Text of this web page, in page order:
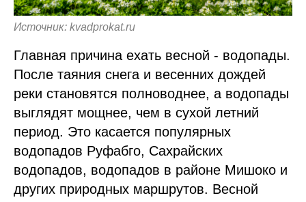
Источник: kvadprokat.ru
Главная причина ехать весной - водопады.
После таяния снега и весенних дождей
реки становятся полноводнее, а водопады
выглядят мощнее, чем в сухой летний
период. Это касается популярных
водопадов Руфабго, Сахрайских
водопадов, водопадов в районе Мишоко и
других природных маршрутов. Весной